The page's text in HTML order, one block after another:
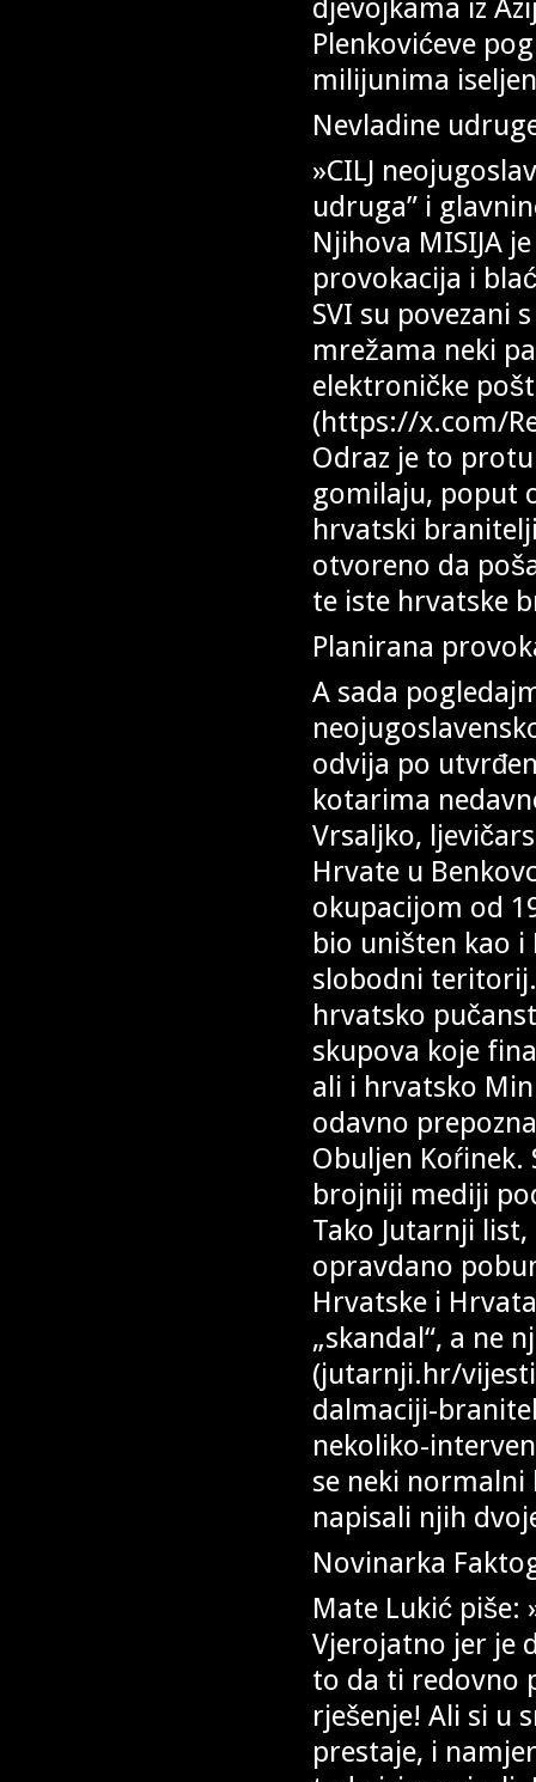
djevojkama iz
Plenkovićeve
milijunima
Nevladine
»CILJ
udruga” i
Njihova MISIJA
provokacija i
SVI su povezani
mrežama neki
elektroničke
(https://x.com/
Odraz je to
gomilaju, poput
hrvatski
otvoreno da
te iste hrvatske
Planirana
A sada
odvija po
kotarima
Vrsaljko,
Hrvate u
okupacijom od
bio uništen kao
slobodni
hrvatsko
skupova koje
ali i hrvatsko
odavno
Obuljen Koŕinek.
brojniji mediji
Tako Jutarnji
opravdano
Hrvatske i
„skandal“, a ne
(jutarnji.hr/
dalmaciji-
nekoliko-
se neki
napisali njih
Novinarka
Mate Lukić piše:
Vjerojatno jer je
to da ti redovno
rješenje! Ali si u
prestaje, i